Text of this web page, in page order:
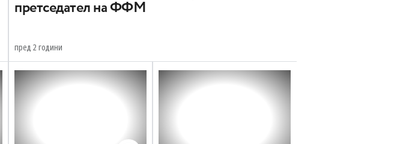
претседател на ФФМ
пред 2 години